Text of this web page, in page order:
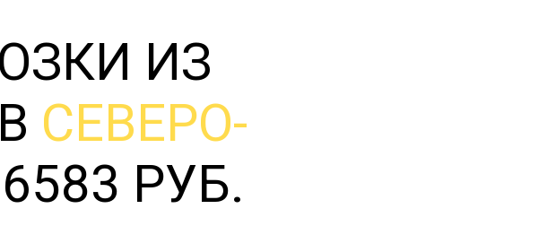
Отзывы
ИЗ
В СЕВЕРО-
РУБ.